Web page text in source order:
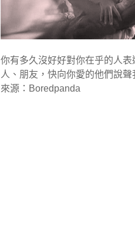
你有多久沒好好對你在乎的人
人、朋友，快向你愛的他們說聲
來源：Boredpanda